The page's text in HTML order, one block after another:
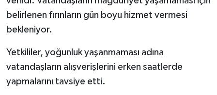
belirlenen fırınların gün boyu hizmet vermesi
bekleniyor.
Yetkililer, yoğunluk yaşanmaması adına
vatandaşların alışverişlerini erken saatlerde
yapmalarını tavsiye etti.